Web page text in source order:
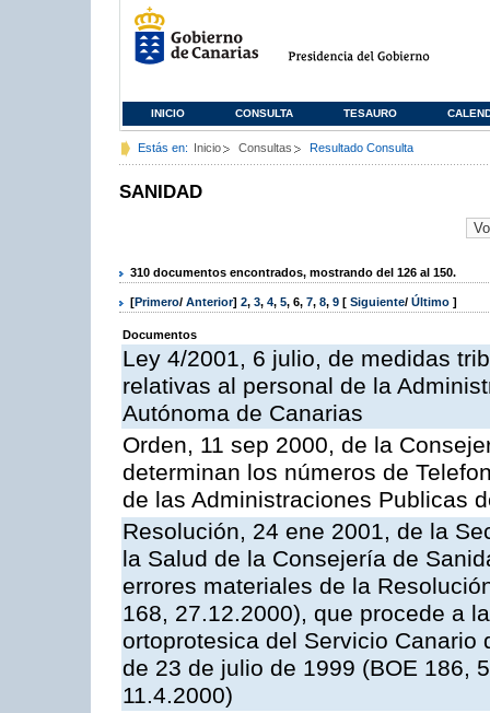
INICIO CONSULTA TESAURO
Estás en: Inicio Consultas Resultado Consulta
SANIDAD
310 documentos encontrados, mostrando del 126 al 150.
[Primero/ Anterior] 2, 3, 4, 5, 6, 7, 8, 9 [ Siguiente/ Último ]
Documentos
Ley 4/2001, 6 julio, de medidas
relativas al personal de la
Autónoma de Canarias
Orden, 11 sep 2000, de la
determinan los números de
de las Administraciones Publicas
Resolución, 24 ene 2001, de la
la Salud de la Consejería de
errores materiales de la
168, 27.12.2000), que procede a
ortoprotesica del Servicio
de 23 de julio de 1999 (BOE 186,
11.4.2000)